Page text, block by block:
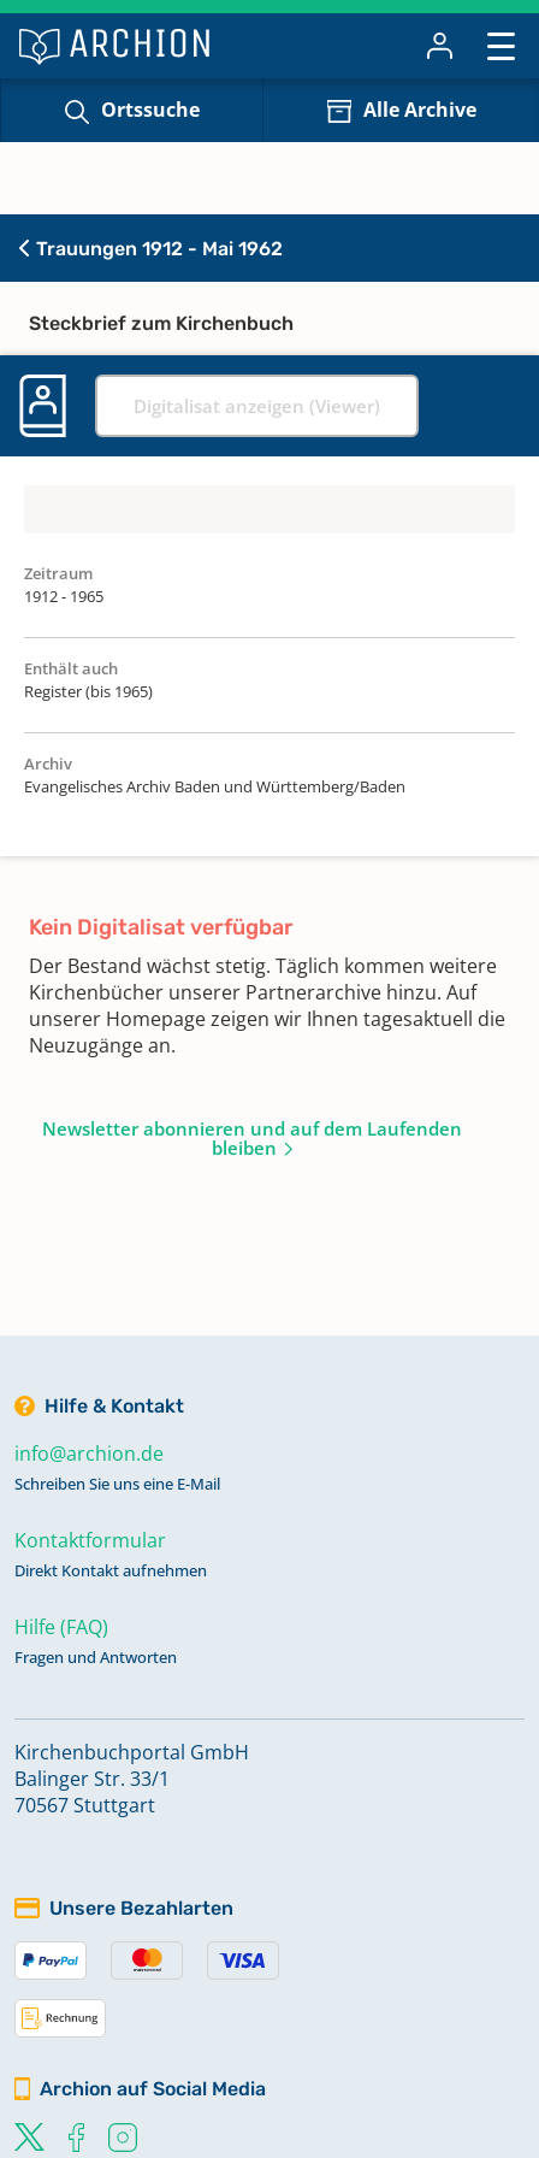
Ortssuche Alle Archive
Trauungen 1912 - Mai 1962
Steckbrief zum Kirchenbuch
Digitalisat anzeigen (Viewer)
Zeitraum
1912 - 1965
Enthält auch
Register (bis 1965)
Archiv
Evangelisches Archiv Baden und Württemberg/Baden
Kein Digitalisat verfügbar
Der Bestand wächst stetig. Täglich kommen weitere
Kirchenbücher unserer Partnerarchive hinzu. Auf
unserer Homepage zeigen wir Ihnen tagesaktuell die
Neuzugänge an.
Newsletter abonnieren und auf dem Laufenden
bleiben
Hilfe & Kontakt
info@archion.de
Schreiben Sie uns eine E-Mail
Kontaktformular
Direkt Kontakt aufnehmen
Hilfe (FAQ)
Fragen und Antworten
Kirchenbuchportal GmbH
Balinger Str. 33/1
70567 Stuttgart
Unsere Bezahlarten
Archion auf Social Media